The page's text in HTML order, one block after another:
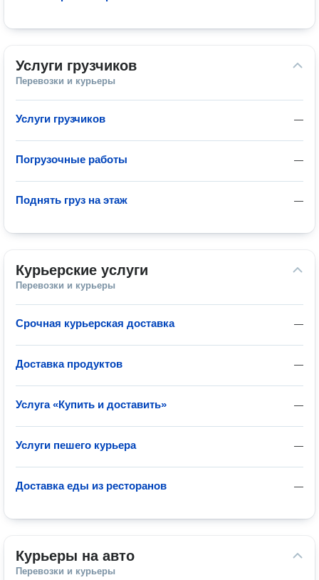
Услуги грузчиков
Перевозки и курьеры
—
Услуги грузчиков
—
Погрузочные работы
—
Поднять груз на этаж
Курьерские услуги
Перевозки и курьеры
—
Срочная курьерская доставка
—
Доставка продуктов
—
Услуга «Купить и доставить»
—
Услуги пешего курьера
—
Доставка еды из ресторанов
Курьеры на авто
Перевозки и курьеры